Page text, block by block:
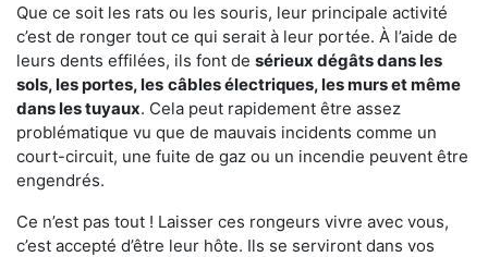
Que ce soit les rats ou les souris, leur principale activité
c’est de ronger tout ce qui serait à leur portée. À l’aide de
leurs dents effilées, ils font de sérieux dégâts dans les
sols, les portes, les câbles électriques, les murs et même
dans les tuyaux. Cela peut rapidement être assez
problématique vu que de mauvais incidents comme un
court-circuit, une fuite de gaz ou un incendie peuvent être
engendrés.
Ce n’est pas tout ! Laisser ces rongeurs vivre avec vous,
c’est accepté d’être leur hôte. Ils se serviront dans vos